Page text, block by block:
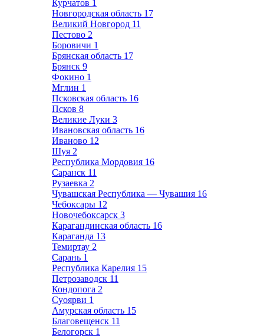
Курчатов 1
Новгородская область 17
Великий Новгород 11
Пестово 2
Боровичи 1
Брянская область 17
Брянск 9
Фокино 1
Мглин 1
Псковская область 16
Псков 8
Великие Луки 3
Ивановская область 16
Иваново 12
Шуя 2
Республика Мордовия 16
Саранск 11
Рузаевка 2
Чувашская Республика — Чувашия 16
Чебоксары 12
Новочебоксарск 3
Карагандинская область 16
Караганда 13
Темиртау 2
Сарань 1
Республика Карелия 15
Петрозаводск 11
Кондопога 2
Суоярви 1
Амурская область 15
Благовещенск 11
Белогорск 1